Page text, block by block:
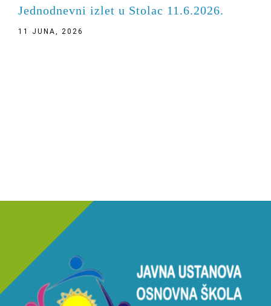
Jednodnevni izlet u Stolac 11.6.2026.
11 JUNA, 2026